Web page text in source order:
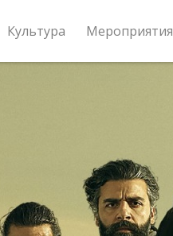
Культура Мероприятия